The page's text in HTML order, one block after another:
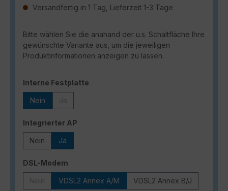
Versandfertig in 1 Tag, Lieferzeit 1-3 Tage
Bitte wählen Sie die anahand der u.s. Schaltfläche Ihre
gewünschte Variante aus, um die jeweiligen
Produktinformationen anzeigen zu lassen.
Interne Festplatte
Nein
Integrierter AP
Nein Ja
DSL-Modem
(Diese Option ist zurzeit nicht verfügbar.)
VDSL2 Annex A/M VDSL2 Annex B/J